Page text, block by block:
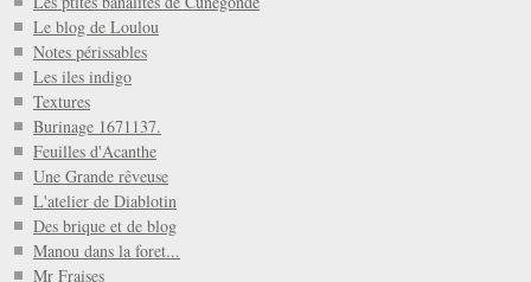
Le blog de Loulou
Notes périssables
Les iles indigo
Textures
Burinage 1671137.
Feuilles d'Acanthe
Une Grande rêveuse
L'atelier de Diablotin
Des brique et de blog
Manou dans la foret...
Mr Fraises